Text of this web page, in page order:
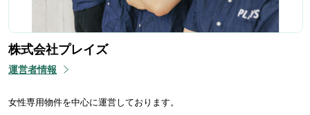
株式会社プレイズ
運営者情報
女性専用物件を中心に運営しております。